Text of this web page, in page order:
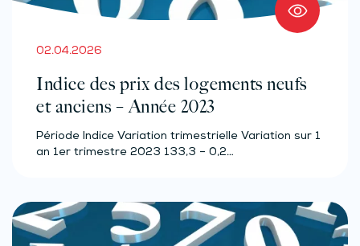
02.04.2026
Indice des prix des logements neufs
et anciens – Année 2023
Période Indice Variation trimestrielle Variation sur 1
an 1er trimestre 2023 133,3 – 0,2…